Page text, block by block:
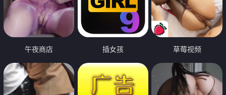
午夜商店 插女孩 草莓视频